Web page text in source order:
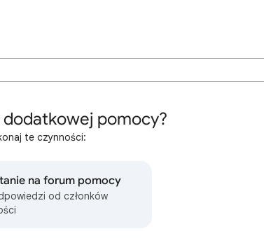
dodatkowej pomocy?
te czynności:
na forum pomocy
od członków